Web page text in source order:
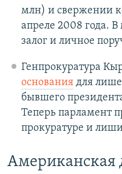
млн) и свержении
апреле 2008 года. В
залог и личное
Генпрокуратура
основаниядля
бывшего
Теперь парламент
прокуратуре и
Американская